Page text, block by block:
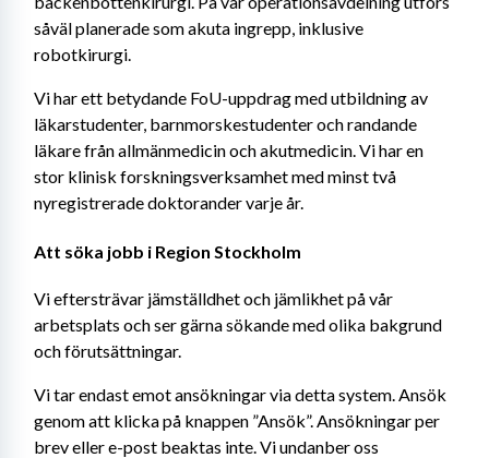
såväl planerade som akuta ingrepp, inklusive
robotkirurgi.
Vi har ett betydande FoU-uppdrag med utbildning av
läkarstudenter, barnmorskestudenter och randande
läkare från allmänmedicin och akutmedicin. Vi har en
stor klinisk forskningsverksamhet med minst två
nyregistrerade doktorander varje år.
Att söka jobb i Region Stockholm
Vi eftersträvar jämställdhet och jämlikhet på vår
arbetsplats och ser gärna sökande med olika bakgrund
och förutsättningar.
Vi tar endast emot ansökningar via detta system. Ansök
genom att klicka på knappen ”Ansök”. Ansökningar per
brev eller e-post beaktas inte. Vi undanber oss